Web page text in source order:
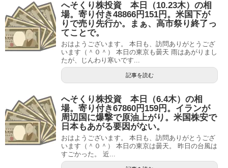
へそくり株投資 本日（10.23木）の相
場。寄り付き48866円151円。米国下が
りで売り先行か。まぁ、高市祭り終了っ
てことで。
おはようございます。 本日も、訪問ありがとうござ
います（＾０＾） 本日の東京も曇天 雨はあがりまし
たが、じんわり寒いです...
記事を読む
へそくり株投資 本日（6.4木）の相
場。寄り付き67860円159円。イランが
周辺国に爆撃で原油上がり。米国株安で
日本もあがる要因がない。
おはようございます。 本日も、訪問ありがとうござ
います（＾０＾） 本日の東京は曇天。 昨日の台風は
すごかった。 近...